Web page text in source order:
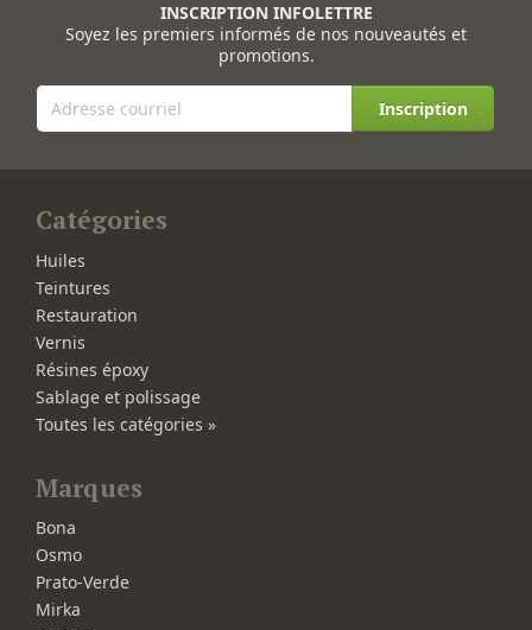
INSCRIPTION INFOLETTRE
Soyez les premiers informés de nos nouveautés et
promotions.
Inscription
Catégories
Huiles
Teintures
Restauration
Vernis
Résines époxy
Sablage et polissage
Toutes les catégories »
Marques
Bona
Osmo
Prato-Verde
Mirka